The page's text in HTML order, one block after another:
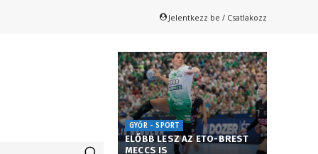
Jelentkezz be / Csatlakozz
GYŐR - SPORT
ELŐBB LESZ AZ ETO-BREST
MECCS IS